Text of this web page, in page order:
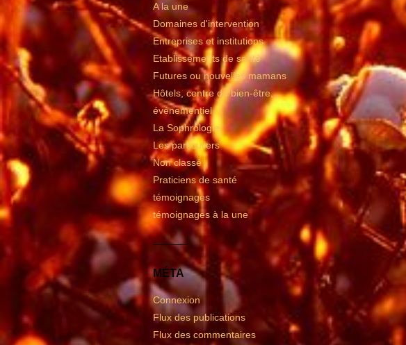
A la une
Domaines d'intervention
Entreprises et institutions
Etablissements de santé
Futures ou nouvelles mamans
Hôtels, centre de bien-être,
événementiel
La Sophrologie
Les particuliers
Non classé
Praticiens de santé
témoignages
témoignages à la une
MÉTA
Connexion
Flux des publications
Flux des commentaires